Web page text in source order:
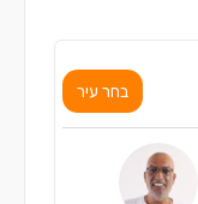
בחר עיר